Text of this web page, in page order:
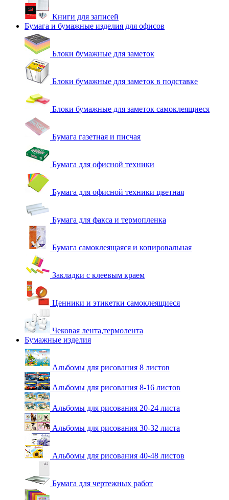
Книги для записей
Бумага и бумажные изделия для офисов
Блоки бумажные для заметок
Блоки бумажные для заметок в подставке
Блоки бумажные для заметок самоклеящиеся
Бумага газетная и писчая
Бумага для офисной техники
Бумага для офисной техники цветная
Бумага для факса и термопленка
Бумага самоклеящаяся и копировальная
Закладки с клеевым краем
Ценники и этикетки самоклеящиеся
Чековая лента,термолента
Бумажные изделия
Альбомы для рисования 8 листов
Альбомы для рисования 8-16 листов
Альбомы для рисования 20-24 листа
Альбомы для рисования 30-32 листа
Альбомы для рисования 40-48 листов
Бумага для чертежных работ